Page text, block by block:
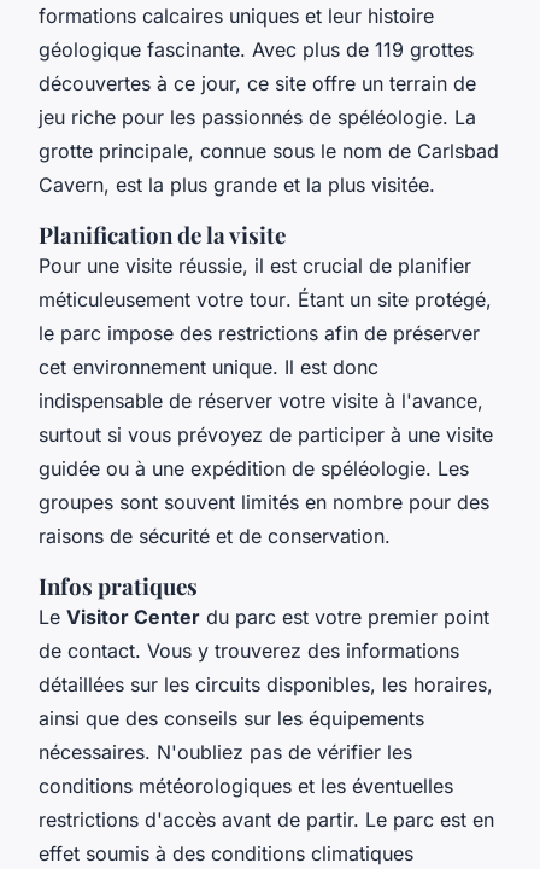
formations calcaires uniques et leur histoire
géologique fascinante. Avec plus de 119 grottes
découvertes à ce jour, ce site offre un terrain de
jeu riche pour les passionnés de spéléologie. La
grotte principale, connue sous le nom de Carlsbad
Cavern, est la plus grande et la plus visitée.
Planification de la visite
Pour une visite réussie, il est crucial de planifier
méticuleusement votre tour. Étant un site protégé,
le parc impose des restrictions afin de préserver
cet environnement unique. Il est donc
indispensable de réserver votre visite à l'avance,
surtout si vous prévoyez de participer à une visite
guidée ou à une expédition de spéléologie. Les
groupes sont souvent limités en nombre pour des
raisons de sécurité et de conservation.
Infos pratiques
Le Visitor Center du parc est votre premier point
de contact. Vous y trouverez des informations
détaillées sur les circuits disponibles, les horaires,
ainsi que des conseils sur les équipements
nécessaires. N'oubliez pas de vérifier les
conditions météorologiques et les éventuelles
restrictions d'accès avant de partir. Le parc est en
effet soumis à des conditions climatiques